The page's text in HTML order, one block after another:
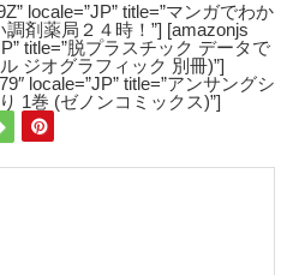
locale=”JP” title=”マンガでわか
剤薬局２４時！”] [amazonjs
title=”脱プラスチック データで
ジオグラフィック 別冊)”]
locale=”JP” title=”アンサングシ
1巻 (ゼノンコミックス)”]